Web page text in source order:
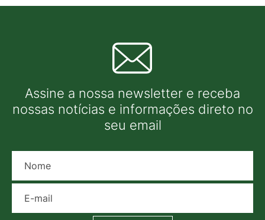
Assine a nossa newsletter e receba
nossas notícias e informações direto no
seu email